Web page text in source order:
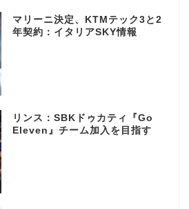
マリーニ決定、KTMテック3と2
年契約：イタリアSKY情報
リンス：SBKドゥカティ『Go
Eleven』チーム加入を目指す